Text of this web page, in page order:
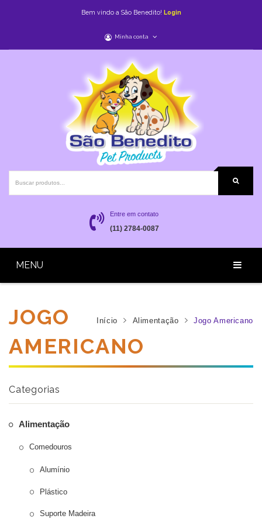
Bem vindo a São Benedito! Login
Minha conta
Entre em contato
(11) 2784-0087
MENU
Sobre Nós
Nossos Produtos
Diferenciais
Baixar Catálogo
Início Alimentação Jogo Americano
JOGO
AMERICANO
Categorias
Alimentação
Comedouros
Alumínio
Plástico
Suporte Madeira